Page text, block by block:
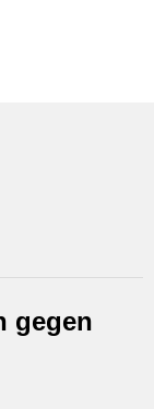
gegen